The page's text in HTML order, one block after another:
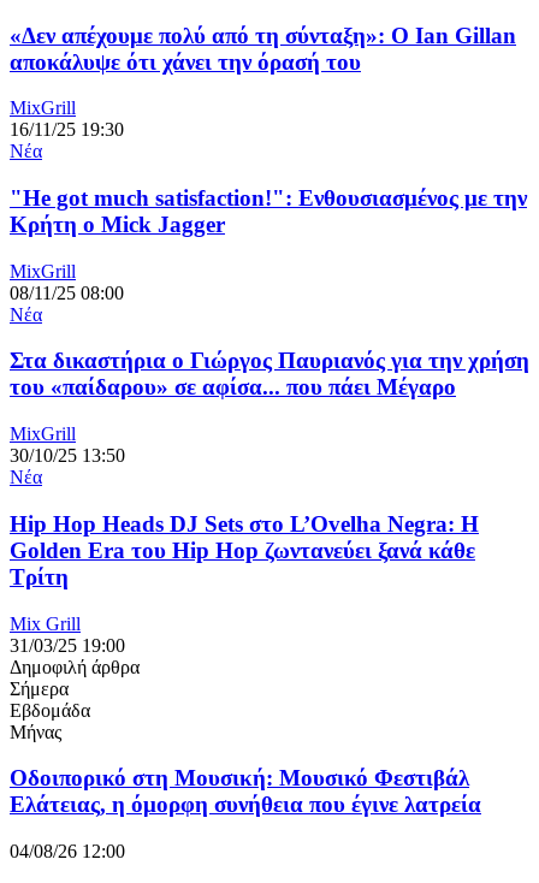
«Δεν απέχουμε πολύ από τη σύνταξη»: Ο Ian Gillan
αποκάλυψε ότι χάνει την όρασή του
MixGrill
16/11/25 19:30
Νέα
"He got much satisfaction!": Ενθουσιασμένος με την
Κρήτη ο Mick Jagger
MixGrill
08/11/25 08:00
Νέα
Στα δικαστήρια ο Γιώργος Παυριανός για την χρήση
του «παίδαρου» σε αφίσα... που πάει Μέγαρο
MixGrill
30/10/25 13:50
Νέα
Hip Hop Heads DJ Sets στο L’Ovelha Negra: Η
Golden Era του Hip Hop ζωντανεύει ξανά κάθε
Τρίτη
Mix Grill
31/03/25 19:00
Δημοφιλή άρθρα
Σήμερα
Εβδομάδα
Μήνας
Οδοιπορικό στη Μουσική: Μουσικό Φεστιβάλ
Ελάτειας, η όμορφη συνήθεια που έγινε λατρεία
04/08/26 12:00